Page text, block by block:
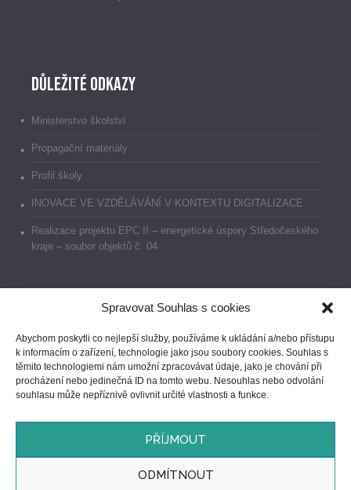
Spravovat Souhlas s cookies
Abychom poskytli co nejlepší služby, používáme k ukládání a/nebo přístupu
k informacím o zařízení, technologie jako jsou soubory cookies. Souhlas s
těmito technologiemi nám umožní zpracovávat údaje, jako je chování při
procházení nebo jedinečná ID na tomto webu. Nesouhlas nebo odvolání
souhlasu může nepříznivě ovlivnit určité vlastnosti a funkce.
PŘÍJMOUT
ODMÍTNOUT
Důležité odkazy
Ministerstvo školství
Propagační materiály
Profil školy
INOVACE VE VZDĚLÁVÁNÍ V KONTEXTU DIGITALIZACE
Realizace projektu EPC II – energetické úspory Středočeského
kraje – soubor objektů č. 04
Prohlášení o přístupnosti
GDPR